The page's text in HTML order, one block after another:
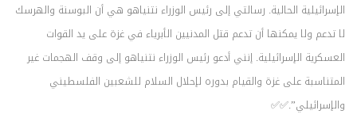
الإسرائيلية الحالية. رسالتي إلى رئيس الوزراء نتنياهو هي أن البوسنة والهرسك
لا تدعم ولا يمكنها أن تدعم قتل المدنيين الأبرياء في غزة على يد القوات
العسكرية الإسرائيلية. إنني أدعو رئيس الوزراء نتنياهو إلى وقف الهجمات غير
المتناسبة على غزة والقيام بدوره لإحلال السلام للشعبين الفلسطيني
والإسرائيلي”.✅✅